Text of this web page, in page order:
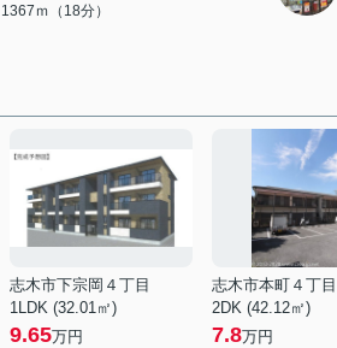
1367ｍ（18分）
志木市下宗岡４丁目
1LDK (32.01㎡)
9.65万円
志木市本町４丁目
2DK (42.12㎡)
7.8万円